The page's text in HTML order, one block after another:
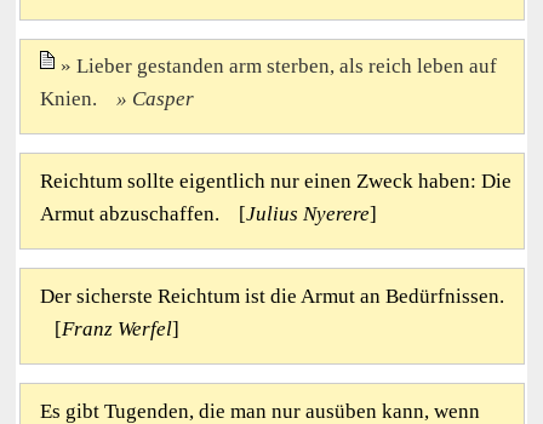
Lieber gestanden arm sterben, als reich leben auf
Knien.
Casper
Reichtum sollte eigentlich nur einen Zweck haben: Die
Armut abzuschaffen. [Julius Nyerere]
Der sicherste Reichtum ist die Armut an Bedürfnissen.
[Franz Werfel]
Es gibt Tugenden, die man nur ausüben kann, wenn